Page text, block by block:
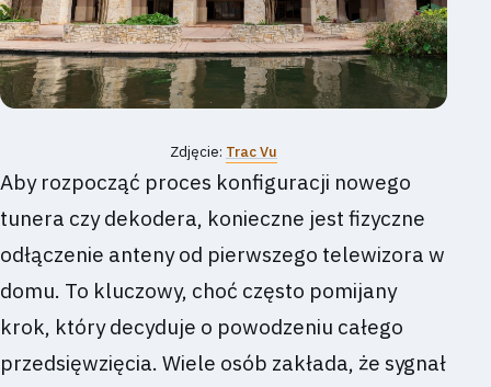
Zdjęcie: Trac Vu
Aby rozpocząć proces konfiguracji nowego
tunera czy dekodera, konieczne jest fizyczne
odłączenie anteny od pierwszego telewizora w
domu. To kluczowy, choć często pomijany
krok, który decyduje o powodzeniu całego
przedsięwzięcia. Wiele osób zakłada, że sygnał